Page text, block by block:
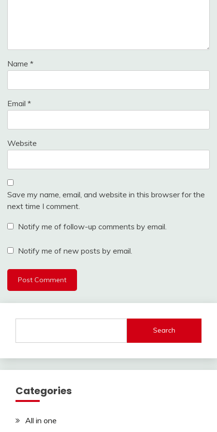
Name *
Email *
Website
Save my name, email, and website in this browser for the
next time I comment.
Notify me of follow-up comments by email.
Notify me of new posts by email.
Search
Categories
All in one